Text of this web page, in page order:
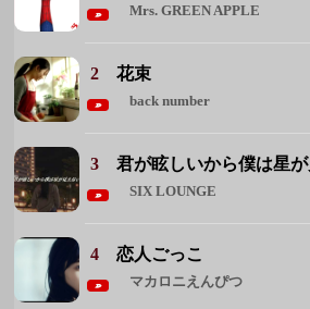
Mrs. GREEN APPLE
2花束
back number
3君が眩しいから僕は星
SIX LOUNGE
4恋人ごっこ
マカロニえんぴつ